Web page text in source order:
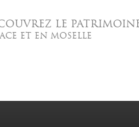
LE
ET EN MOSELLE